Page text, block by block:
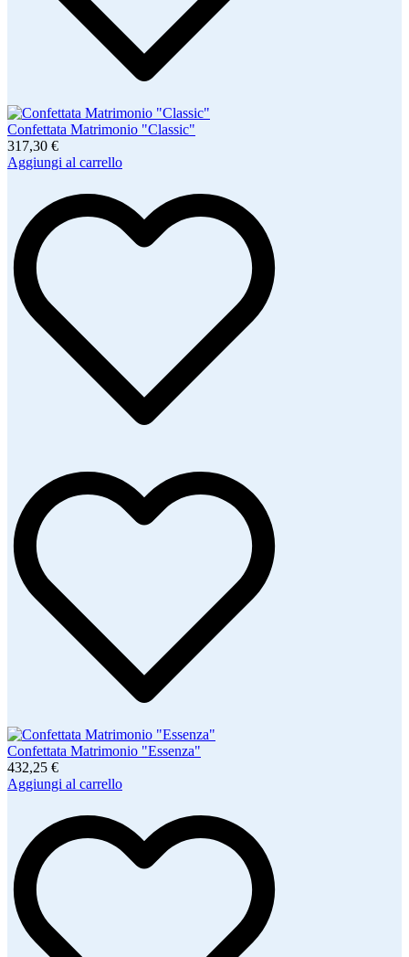
Confettata Matrimonio "Classic"
317,30 €
Aggiungi al carrello
Confettata Matrimonio "Essenza"
432,25 €
Aggiungi al carrello